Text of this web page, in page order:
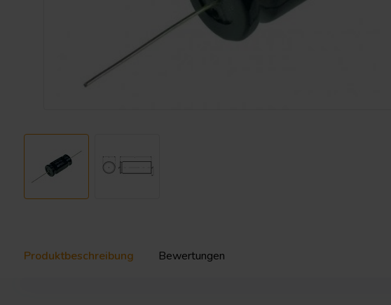
Produktbeschreibung Bewertungen